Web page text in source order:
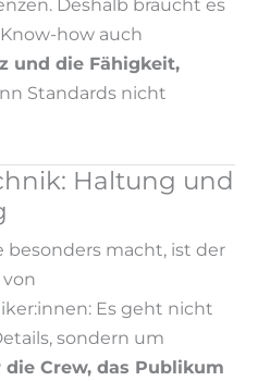
Deshalb braucht es
how auch
und die Fähigkeit,
Standards nicht
Haltung und
besonders macht, ist der
Es geht nicht
sondern um
Crew, das Publikum